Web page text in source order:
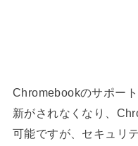
Chromebookのサポー
新がされなくなり、
可能ですが、セキュリ